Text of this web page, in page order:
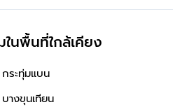
ในพื้นที่ใกล้เคียง
กระทุ่มแบน
างขุนเทียน